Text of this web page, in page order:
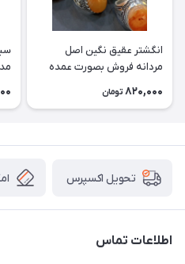
انگشتر عقیق نگین اصل
مردانه فروش بصورت عمده
3عدد هست فروش بصورت
820,000 تومان
مدل
تحویل اکسپرس
اطلاعات تماس